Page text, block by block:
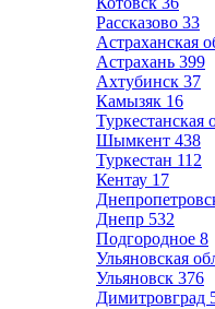
Рассказово 33
Астраханская
Астрахань 399
Ахтубинск 37
Камызяк 16
Туркестанская
Шымкент 438
Туркестан 112
Кентау 17
Днепр 532
Подгородное 8
Ульяновская
Ульяновск 376
Димитровград